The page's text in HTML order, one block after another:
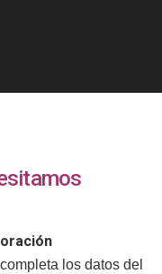
los datos del